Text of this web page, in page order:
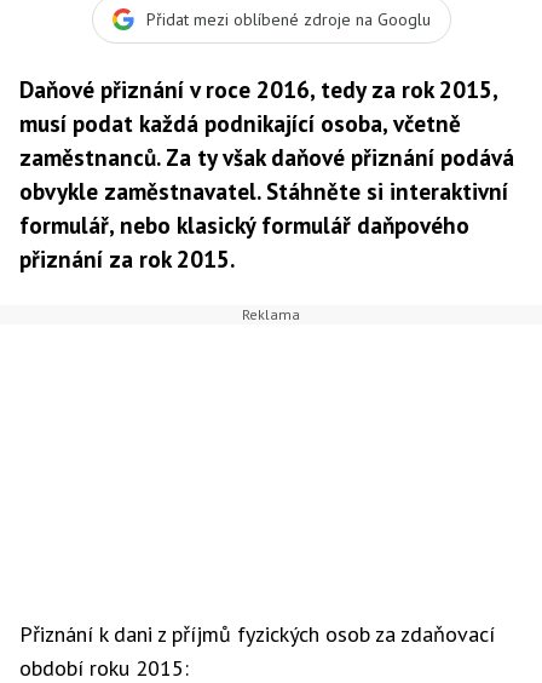
Přidat mezi oblíbené zdroje na Googlu
Daňové přiznání v roce 2016, tedy za rok 2015,
musí podat každá podnikající osoba, včetně
zaměstnanců. Za ty však daňové přiznání podává
obvykle zaměstnavatel. Stáhněte si interaktivní
formulář, nebo klasický formulář daňpového
přiznání za rok 2015.
Přiznání k dani z příjmů fyzických osob za zdaňovací
období roku 2015: